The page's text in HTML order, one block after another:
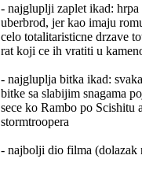
- najgluplji zaplet ikad: hrpa
uberbrod, jer kao imaju
celo totalitaristicne drzave
rat koji ce ih vratiti u
- najgluplja bitka ikad:
bitke sa slabijim snagama
sece ko Rambo po Scishitu
stormtroopera
- najbolji dio filma (dolazak